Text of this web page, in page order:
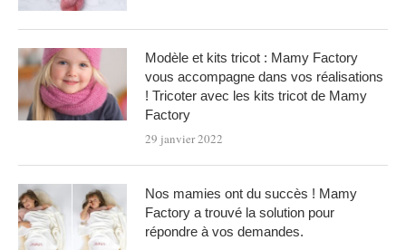
Modèle et kits tricot : Mamy Factory
vous accompagne dans vos réalisations
! Tricoter avec les kits tricot de Mamy
Factory
29 janvier 2022
Nos mamies ont du succès ! Mamy
Factory a trouvé la solution pour
répondre à vos demandes.